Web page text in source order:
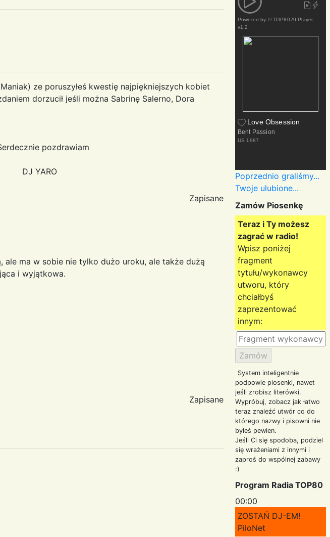
ze poruszyłeś kwestię najpiękniejszych kobiet
dorzucił jeśli można Sabrinę Salerno, Dora
Zapisane
ale ma w sobie nie tylko dużo uroku, ale także dużą
i wyjątkowa.
Zapisane
Powered by © TOP80 AI Player
v1.2
Love Obsession
Bent Passion
US 1987
Poprzednio graliśmy...
Twoje ulubione...
Zamów Piosenkę
Teraz i Ty możesz
zagrać w radio!
Wpisz poniżej
fragment
tytułu/wykonawcy
utworu, który
chciałbyś
zaprezentować
innym:
System inteligentnie
podpowie piosenki, nawet
jeśli zrobisz literówki.
Wypróbuj, zobacz jak łatwo
teraz znaleźć utwór co do
którego nazwy i pisowni nie
byłeś pewien.
Jeśli Ci się spodoba, podziel
się wrażeniami z innymi i
zaproś do wspólnej zabawy
:)
Program Radia TOP80
00:00
ZOSTAŃ DJ-EM!
PiloNet